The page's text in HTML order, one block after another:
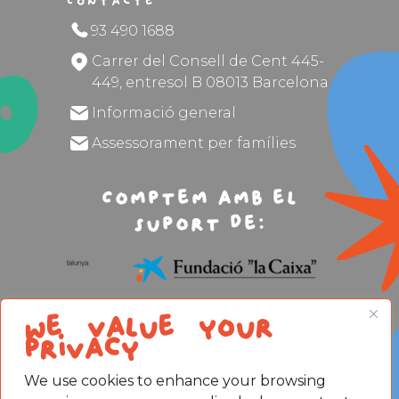
We value your
privacy
We use cookies to enhance your browsing
93 490 1688
Carrer del Consell de Cent 445-
449, entresol B 08013 Barcelona
Informació general
Assessorament per famílies
Comptem amb el
suport de:
Avís legal